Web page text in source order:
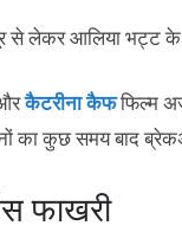
कैटरीना कैफफिल्म
का कुछ समय बाद
फाखरी